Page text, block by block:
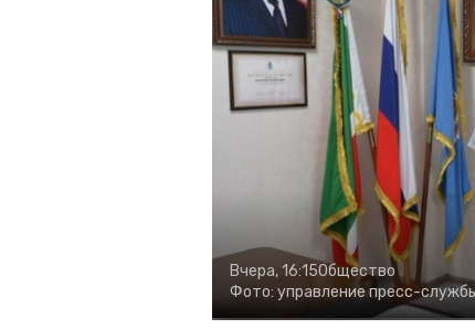
Вчера, 16:15Общество
Фото: управление пресс-